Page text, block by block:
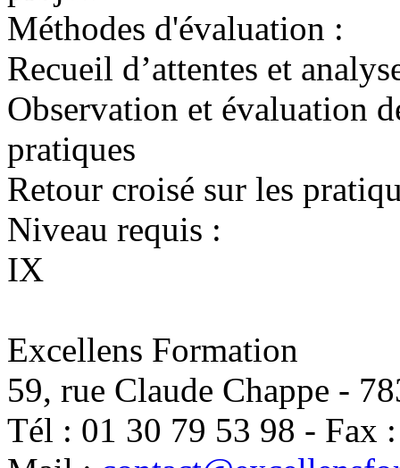
Méthodes d'évaluation :
Recueil d’attentes et
Observation et évaluation
pratiques
Retour croisé sur les
Niveau requis :
IX
Excellens Formation
59, rue Claude Chappe -
Tél : 01 30 79 53 98 - Fax